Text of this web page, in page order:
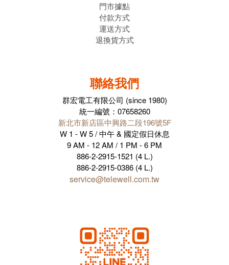
門市據點
付款方式
運送方式
退換貨方式
聯絡我們
群宏電工有限公司 (since 1980)
統一編號：07658260
新北市新店區中興路二段196號5F
W 1 - W 5 / 中午 & 國定假日休息
9 AM - 12 AM / 1 PM - 6 PM
886-2-2915-1521 (4 L.)
886-2-2915-0386 (4 L.)
service@telewell.com.tw